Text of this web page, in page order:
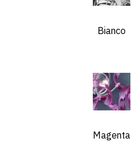
Bianco
Magenta